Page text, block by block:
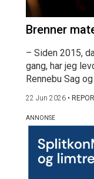
Brenner
– Siden 2015,
gang, har jeg
Rennebu Sag
22 Jun 2026 •